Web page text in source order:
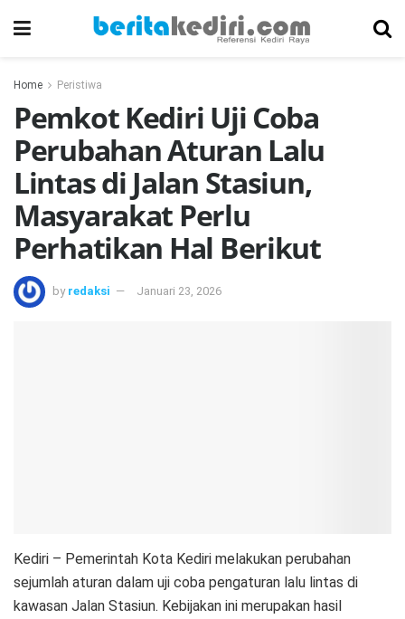
Home Peristiwa
Pemkot Kediri Uji Coba
Perubahan Aturan Lalu
Lintas di Jalan Stasiun,
Masyarakat Perlu
Perhatikan Hal Berikut
by redaksi Januari 23, 2026
Kediri – Pemerintah Kota Kediri melakukan perubahan
sejumlah aturan dalam uji coba pengaturan lalu lintas di
kawasan Jalan Stasiun. Kebijakan ini merupakan hasil